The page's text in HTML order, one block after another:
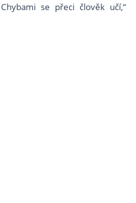
se přeci člověk učí,“